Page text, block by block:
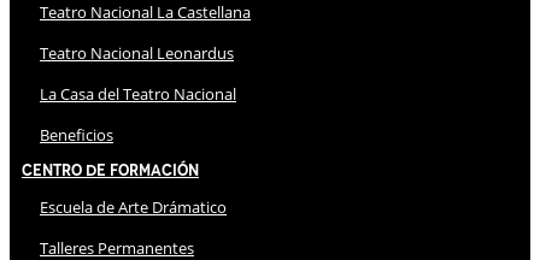
Teatro Nacional La Castellana
Teatro Nacional Leonardus
La Casa del Teatro Nacional
Beneficios
Centro de Formación
Escuela de Arte Drámatico
Talleres Permanentes